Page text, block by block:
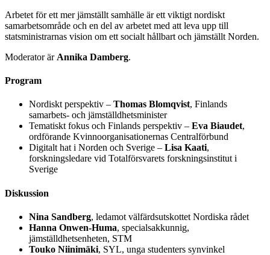
Arbetet för ett mer jämställt samhälle är ett viktigt nordiskt
samarbetsområde och en del av arbetet med att leva upp till
statsministrarnas vision om ett socialt hållbart och jämställt Norden.
Moderator är Annika Damberg.
Program
Nordiskt perspektiv – Thomas Blomqvist, Finlands
samarbets- och jämställdhetsminister
Tematiskt fokus och Finlands perspektiv – Eva Biaudet,
ordförande Kvinnoorganisationernas Centralförbund
Digitalt hat i Norden och Sverige – Lisa Kaati,
forskningsledare vid Totalförsvarets forskningsinstitut i
Sverige
Diskussion
Nina Sandberg, ledamot välfärdsutskottet Nordiska rådet
Hanna Onwen-Huma, specialsakkunnig,
jämställdhetsenheten, STM
Touko Niinimäki, SYL, unga studenters synvinkel